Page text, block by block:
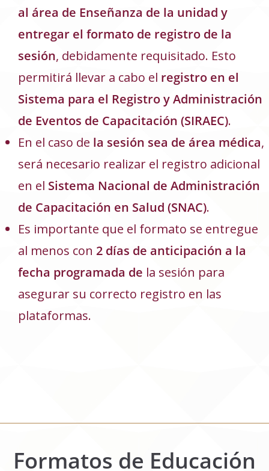
al área de Enseñanza de la unidad y
entregar el formato de registro de la
sesión, debidamente requisitado. Esto
permitirá llevar a cabo el registro en el
Sistema para el Registro y Administración
de Eventos de Capacitación (SIRAEC).
En el caso de la sesión sea de área médica,
será necesario realizar el registro adicional
en el Sistema Nacional de Administración
de Capacitación en Salud (SNAC).
Es importante que el formato se entregue
al menos con 2 días de anticipación a la
fecha programada de la sesión para
asegurar su correcto registro en las
plataformas.
Formatos de Educación